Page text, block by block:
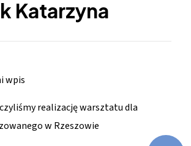
Katarzyna
wpis
realizację warsztatu dla
w Rzeszowie